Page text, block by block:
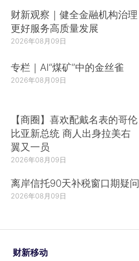
财新观察｜健全金融机构治理
更好服务高质量发展
2026年08月09日
专栏｜AI“煤矿”中的金丝雀
2026年08月09日
【商圈】喜欢配戴名表的哥伦
比亚新总统 商人出身拉美右
翼又一员
2026年08月09日
离岸信托90天补税窗口期疑问
2026年08月09日
财新移动